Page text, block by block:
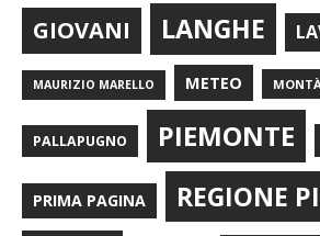
GIOVANI LANGHE
MAURIZIO MARELLO METEO MONTÀ
PALLAPUGNO PIEMONTE
PRIMA PAGINA REGIONE